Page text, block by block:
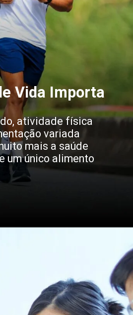
atividade física
variada
mais a saúde
um único alimento
Vida Importa